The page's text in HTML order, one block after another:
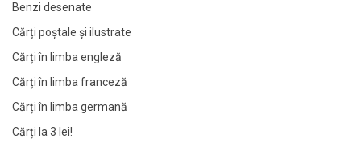
Benzi desenate
Cărți poștale și ilustrate
Cărți în limba engleză
Cărți în limba franceză
Cărți în limba germană
Cărți la 3 lei!